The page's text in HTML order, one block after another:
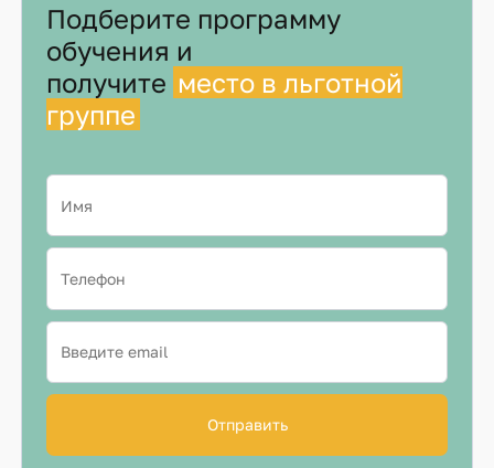
Подберите программу
обучения и
получите место в льготной
группе
Отправить